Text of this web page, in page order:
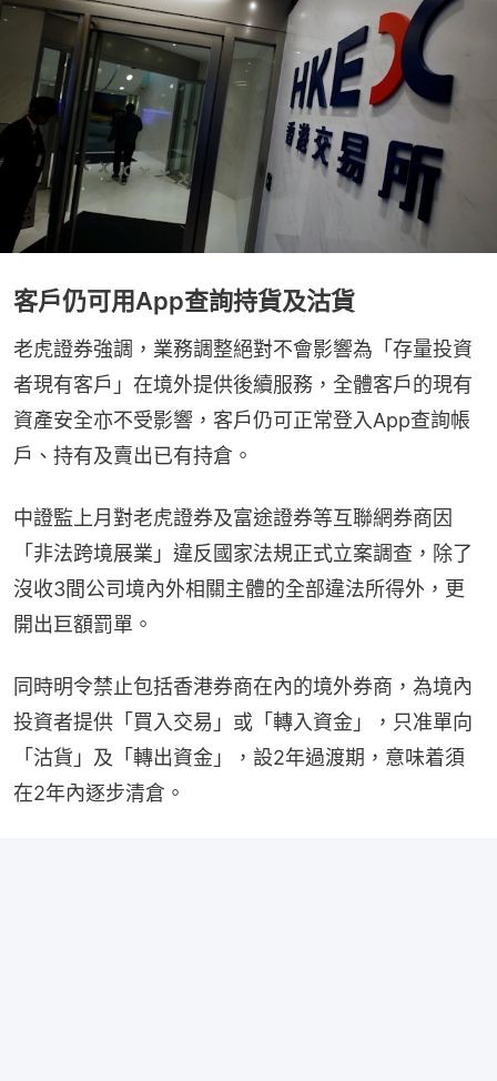
客戶仍可用App查詢持貨及沽貨
老虎證券強調，業務調整絕對不會影響為「存量投資
者現有客戶」在境外提供後續服務，全體客戶的現有
資產安全亦不受影響，客戶仍可正常登入App查詢帳
戶、持有及賣出已有持倉。
中證監上月對老虎證券及富途證券等互聯網券商因
「非法跨境展業」違反國家法規正式立案調查，除了
沒收3間公司境內外相關主體的全部違法所得外，更
開出巨額罰單。
同時明令禁止包括香港券商在內的境外券商，為境內
投資者提供「買入交易」或「轉入資金」，只准單向
「沽貨」及「轉出資金」，設2年過渡期，意味着須
在2年內逐步清倉。